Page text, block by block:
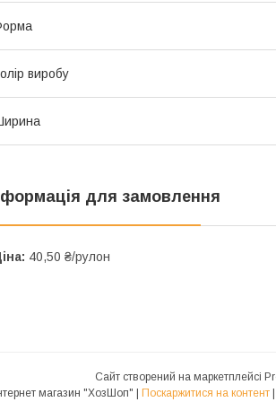
виробу
для замовлення
40,50 ₴/рулон
Сайт створений на маркетплейсі
Интернет магазин "ХозШоп" | Поскаржитися на контент |